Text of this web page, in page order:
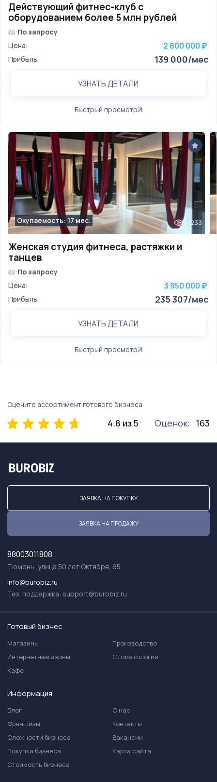
Действующий фитнес-клуб с
оборудованием более 5 млн рублей
По запросу
Цена:
2 800 000 ₽
Прибыль: 139 000/мес
УЗНАТЬ ДЕТАЛИ
Быстрый просмотр
Женская студия фитнеса, растяжки и
танцев
Окупаемость: 17 мес. 233
По запросу
Цена:
3 950 000 ₽
Прибыль: 235 307/мес
УЗНАТЬ ДЕТАЛИ
Быстрый просмотр
Оцените ассортимент готового бизнеса
4.8 из 5 Оценок: 163
ЗАЯВКА НА ПОКУПКУ
ЗАЯВКА НА ПРОДАЖУ
88003011808
Тюмень, улица 50 лет Октября, 65
info@burobiz.ru
Тех. поддержка: support@burobiz.ru
Готовый бизнес
Магазины
Интернет-магазины
Кафе
Производство
Стоматологии
Информация
Блог
Франшизы
Сложности бизнеса
Покупка бизнеса
Стоимость бизнеса
О нас
Контакты
Вакансии
Карта сайта